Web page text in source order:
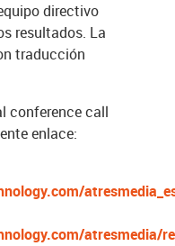
directivo
resultados. La
traducción
conference call
enlace:
atresmedia/